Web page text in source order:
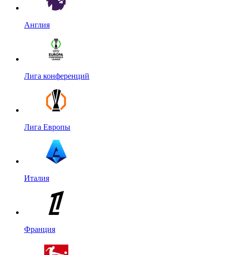
Англия
Лига конференций
Лига Европы
Италия
Франция